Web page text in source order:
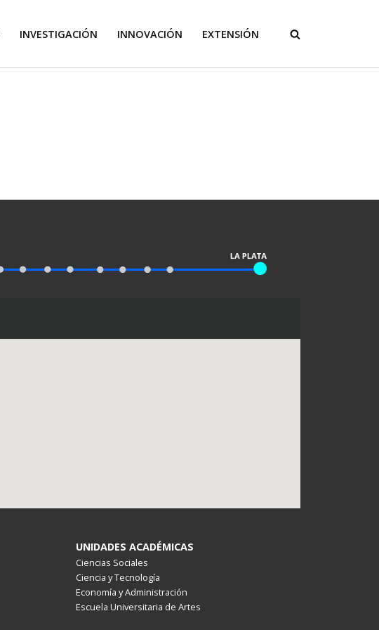
INVESTIGACIÓN INNOVACIÓN EXTENSIÓN
UNIDADES ACADÉMICAS
Ciencias Sociales
Ciencia y Tecnología
Economía y Administración
Escuela Universitaria de Artes